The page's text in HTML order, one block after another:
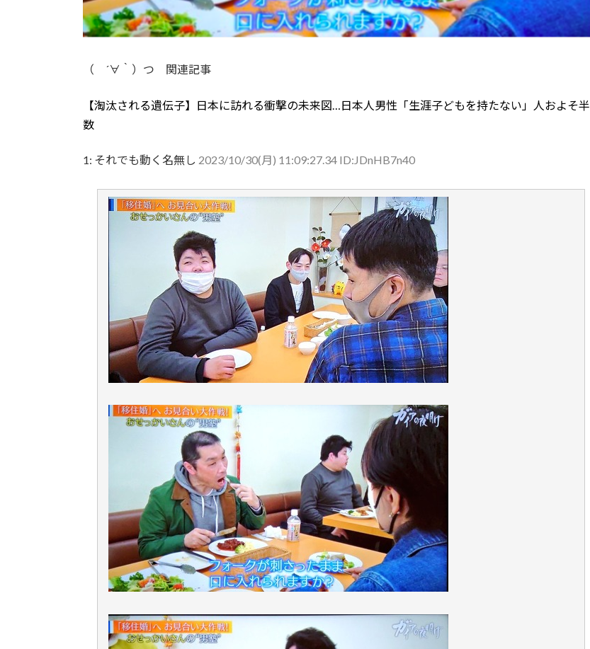
（ ´∀｀）つ 関連記事
【淘汰される遺伝子】日本に訪れる衝撃の未来図…日本人男性「生涯子どもを持たない」人およそ半
数
1: それでも動く名無し 2023/10/30(月) 11:09:27.34 ID:JDnHB7n40